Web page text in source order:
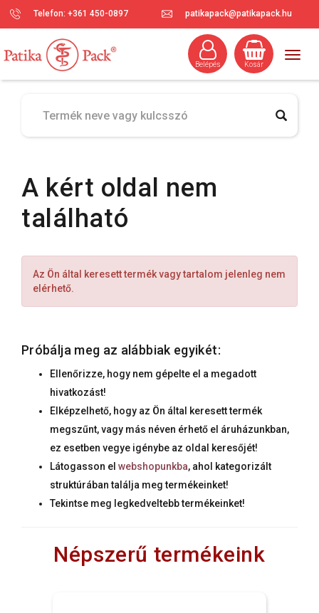
Telefon: +361 450-0897 patikapack@patikapack.hu
Kosár
Belépés
A kért oldal nem
található
Az Ön által keresett termék vagy tartalom jelenleg nem
elérhető.
Próbálja meg az alábbiak egyikét:
Ellenőrizze, hogy nem gépelte el a megadott
hivatkozást!
Elképzelhető, hogy az Ön által keresett termék
megszűnt, vagy más néven érhető el áruházunkban,
ez esetben vegye igénybe az oldal keresőjét!
Látogasson el webshopunkba, ahol kategorizált
struktúrában találja meg termékeinket!
Tekintse meg legkedveltebb termékeinket!
Népszerű termékeink